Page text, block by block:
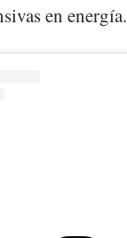
en energía.